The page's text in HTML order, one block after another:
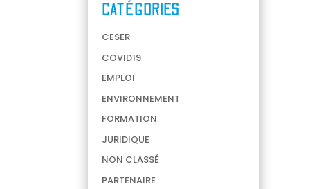
CATÉGORIES
CESER
COVID19
EMPLOI
ENVIRONNEMENT
FORMATION
JURIDIQUE
NON CLASSÉ
PARTENAIRE